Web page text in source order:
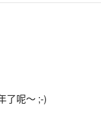
了呢～ ;-)